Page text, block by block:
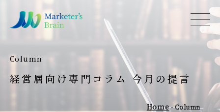
Column
経営層向け専門コラム 今月の提言
Home-Column